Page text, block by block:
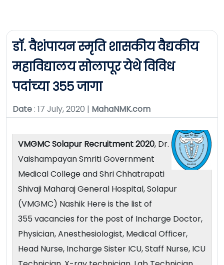
डॉ. वैशंपायन स्मृति शासकीय वैद्यकीय
महाविद्यालय सोलापूर येथे विविध
पदांच्या ३५५ जागा
Date: 17 July, 2020 | MahaNMK.com
VMGMC Solapur Recruitment 2020, Dr.
Vaishampayan Smriti Government
Medical College and Shri Chhatrapati
Shivaji Maharaj General Hospital, Solapur
(VMGMC) Nashik Here is the list of
355 vacancies for the post of Incharge Doctor,
Physician, Anesthesiologist, Medical Officer,
Head Nurse, Incharge Sister ICU, Staff Nurse, ICU